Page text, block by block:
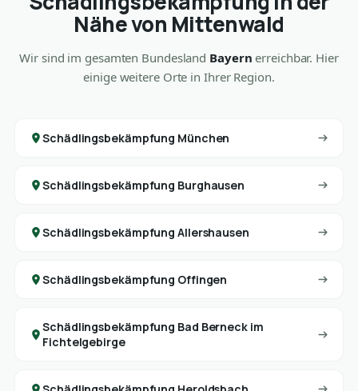
Nähe von Mittenwald
Wir sind im gesamten Bundesland Bayern erreichbar. Hier
einige weitere Orte in Ihrer Region.
Schädlingsbekämpfung München
Schädlingsbekämpfung Burghausen
Schädlingsbekämpfung Allershausen
Schädlingsbekämpfung Offingen
Schädlingsbekämpfung Bad Berneck im
Fichtelgebirge